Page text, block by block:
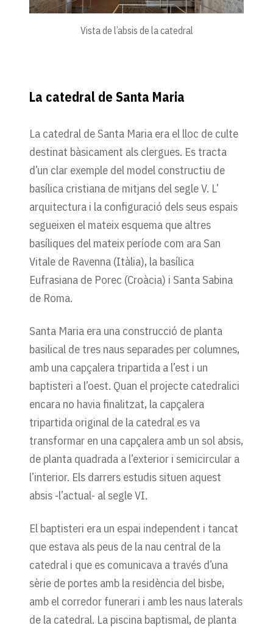
Vista de l’absis de la catedral
La catedral de Santa Maria
La catedral de Santa Maria era el lloc de culte
destinat bàsicament als clergues. Es tracta
d’un clar exemple del model constructiu de
basílica cristiana de mitjans del segle V. L’
arquitectura i la configuració dels seus espais
segueixen el mateix esquema que altres
basíliques del mateix període com ara San
Vitale de Ravenna (Itàlia), la basílica
Eufrasiana de Porec (Croàcia) i Santa Sabina
de Roma.
Santa Maria era una construcció de planta
basilical de tres naus separades per columnes,
amb una capçalera tripartida a l’est i un
baptisteri a l’oest. Quan el projecte catedralici
encara no havia finalitzat, la capçalera
tripartida original de la catedral es va
transformar en una capçalera amb un sol absis,
de planta quadrada a l’exterior i semicircular a
l’interior. Els darrers estudis situen aquest
absis -l’actual- al segle VI.
El baptisteri era un espai independent i tancat
que estava als peus de la nau central de la
catedral i que es comunicava a través d’una
sèrie de portes amb la residència del bisbe,
amb el corredor funerari i amb les naus laterals
de la catedral. La piscina baptismal, de planta